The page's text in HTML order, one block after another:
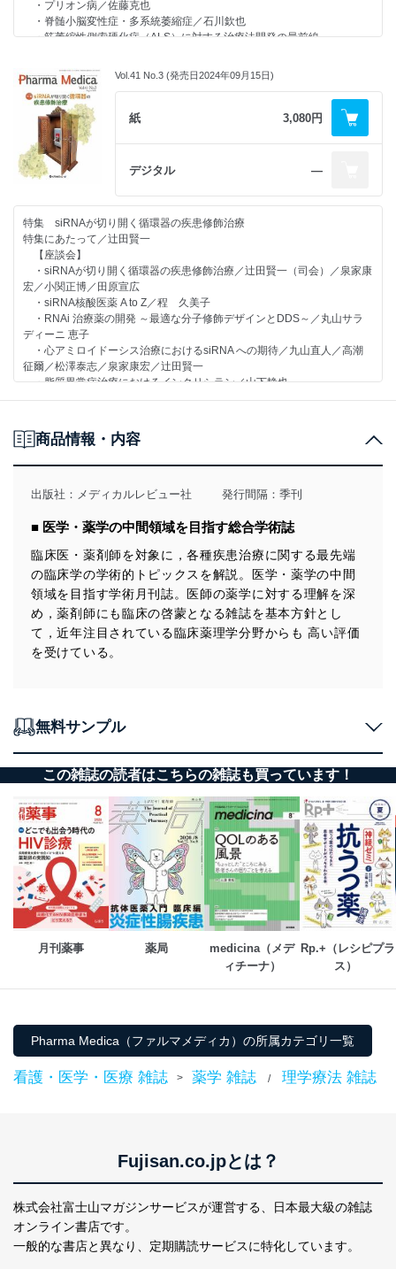
・プリオン病／佐藤克也
・脊髄小脳変性症・多系統萎縮症／石川欽也
・筋萎縮性側索硬化症（ALS）に対する治療法開発の最前線
【ゲノム医療の現状】
造血器腫瘍における遺伝子パネル検査の特殊性／遠西大輔
【R＆D ～第一人者に聞く～】
ヒト化抗IL-6受容体抗体「トシリズマブ」開発秘話／西本憲弘
【CUTTING-EDGE MEDICAL INTRODUCTION】
植込み型ブレインマシンインターフェースによる機能再建／平田雅之
【学会レポート】
・第64回 日本リンパ網内系学会を終えて／中村直哉
也
・第65回 日本神経学会学術大会／戸田達史
・第24回 日本抗加齢医学会総会のご報告／尾池雄一
・2024年 米国臨床腫瘍学会（ASCO）／白石和寛
【医学・薬学 人物往来】
第4回 腫瘍内科とIVR／室 圭／荒井保明
【Medical Scope】
・ダイアベティス（糖尿病）治療・ケアにおけるダイアベティスのある
人とのコミュニケーション
～スティグマとアドボカシーに配慮して～／田中永昭
人／石井 優
【予防医療普及協会主催 対談より】
「医学教育と地域医療の格差」講義／北村 聖
Vol.41 No.3 (発売日2024年09月15日)
紙 3,080円
デジタル ―
特集 siRNAが切り開く循環器の疾患修飾治療
特集にあたって／辻田賢一
【座談会】
・siRNAが切り開く循環器の疾患修飾治療／辻田賢一（司会）／泉家康
宏／小関正博／田原宣広
・siRNA核酸医薬 A to Z／程 久美子
・RNAi 治療薬の開発 ～最適な分子修飾デザインとDDS～／丸山サラ
ディーニ 恵子
・心アミロイドーシス治療におけるsiRNA への期待／九山直人／高潮
征爾／松澤泰志／泉家康宏／辻田賢一
・脂質異常症治療におけるインクリシラン／山下静也
連載
がんゲノム医療におけるRNA解析の意義／渡邊広祐／鹿毛秀宣／織
田克利
【R＆D ～第一人者に聞く～】
【CUTTING-EDGE MEDICAL INTRODUCTION】
【学会レポート】
・第88回 日本循環器学会学術集会を振り返って／平田健一
・第21回 日本臨床腫瘍学会学術集会（JSMO2024）を終えて／能澤一
樹
・第13回 学術大会日本臨床腫瘍薬学会学術大会2024／下村一景
・第32回 国際喘息学会日本・北アジア部会／山口正雄
【医学・薬学 人物往来】
第3回 EHR（電子健康記録）の現状と今後の展望／前田嘉信／吉原博
ス（RWE）の利活用／河内 泉
・高齢者糖尿病における周術期および感染症のリスク管理／佐々木順子
商品情報・内容
出版社： メディカルレビュー社 発行間隔：季刊
■ 医学・薬学の中間領域を目指す総合学術誌
臨床医・薬剤師を対象に，各種疾患治療に関する最先端
の臨床学の学術的トピックスを解説。医学・薬学の中間
領域を目指す学術月刊誌。医師の薬学に対する理解を深
め，薬剤師にも臨床の啓蒙となる雑誌を基本方針とし
て，近年注目されている臨床薬理学分野からも 高い評価
を受けている。
無料サンプル
この雑誌の読者はこちらの雑誌も買っています！
月刊薬事 薬局
medicina（メデ
ィチーナ）
Rp.+（レシピプラ
Pharma Medica（ファルマメディカ）の所属カテゴリ一覧
看護・医学・医療 雑誌 > 薬学 雑誌 / 理学療法 雑誌
Fujisan.co.jpとは？
株式会社富士山マガジンサービスが運営する、
日本最大級の雑誌
オンライン書店です。
一般的な書店と異なり、 定期購読サービスに特化しています。